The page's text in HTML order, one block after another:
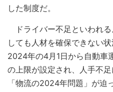
した制度だ。
ドライバー不足といわれ
しても人材を確保できない
2024年の4月1日から自動車
の上限が設定され、人手不
「物流の2024年問題」が迫